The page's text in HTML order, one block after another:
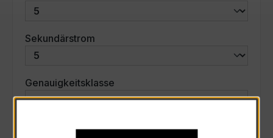
Sekundärstrom
Genauigkeitsklasse
Scheinleistung (VA)auswählen